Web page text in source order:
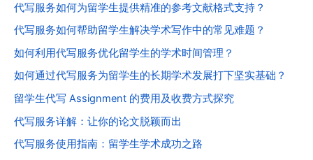
代写服务如何为留学生提供精准的参考文献格式支持？
代写服务如何帮助留学生解决学术写作中的常见难题？
如何利用代写服务优化留学生的学术时间管理？
如何通过代写服务为留学生的长期学术发展打下坚实基础？
留学生代写 Assignment 的费用及收费方式探究
代写服务详解：让你的论文脱颖而出
代写服务使用指南：留学生学术成功之路